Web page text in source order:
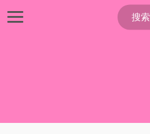
搜索